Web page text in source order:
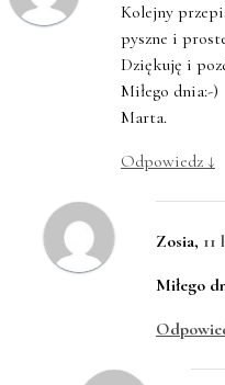
Kolejny
pyszne i
Dziękuję i
Miłego dnia:-)
Marta.
Odpowiedz ↓
Zosia, 11
Miłego